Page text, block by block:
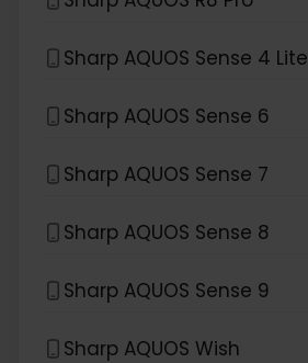
Sharp AQUOS Sense 4 Lite
Sharp AQUOS Sense 6
Sharp AQUOS Sense 7
Sharp AQUOS Sense 8
Sharp AQUOS Sense 9
Sharp AQUOS Wish